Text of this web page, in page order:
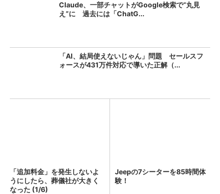
Claude、一部チャットがGoogle検索で“丸見
え”に 過去には「ChatG...
「AI、結局使えないじゃん」問題 セールスフ
ォースが431万件対応で導いた正解（...
「追加料金」を発生しないよ
うにしたら、葬儀社が大きく
なった (1/6)
Jeepの7シーターを85時間体
験！